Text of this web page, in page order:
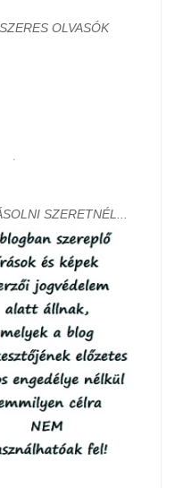
OLVASÓK
SZERETNÉL...